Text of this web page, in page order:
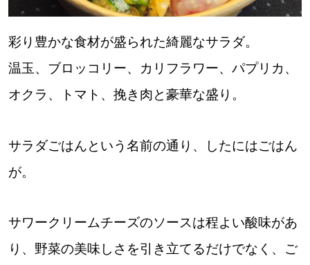
Sitakke編集部 IKU
【暮らしの知恵を身につけたい】
【道央のお気に入りを見つけたい】
【道北のお気に入りを見つけたい】
【道東のお気に入りを見つけたい】
彩り豊かな食材が盛られた綺麗なサラダ。
温玉、ブロッコリー、カリフラワー、パプリカ、
オクラ、トマト、挽き肉と豪華な盛り。
サラダごはんという名前の通り、したにはごはん
が。
サワークリームチーズのソースは程よい酸味があ
り、野菜の美味しさを引き立てるだけでなく、ご